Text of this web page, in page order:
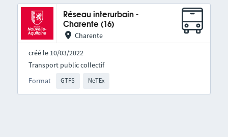
Réseau interurbain -
Charente (16)
Charente
créé le 10/03/2022
Format GTFS NeTEx
Transport public collectif